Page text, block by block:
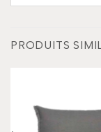
PRODUITS